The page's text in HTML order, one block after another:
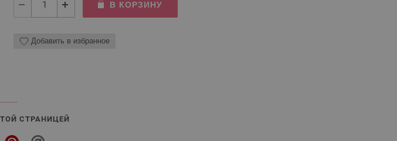
В КОРЗИНУ
Добавить в избранное
СТРАНИЦЕЙ